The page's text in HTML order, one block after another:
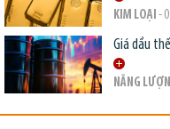
KIM LOẠI -
Giá dầu
NĂNG